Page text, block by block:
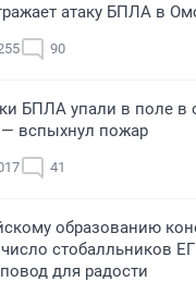
атаку БПЛА в
90
БПЛА упали в поле в
вспыхнул пожар
41
образованию
число стобалльников
для радости